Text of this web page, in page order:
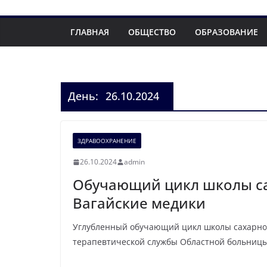
ГЛАВНАЯ ОБЩЕСТВО ОБРАЗОВАНИЕ
День: 26.10.2024
ЗДРАВООХРАНЕНИЕ
26.10.2024 admin
Обучающий цикл школы
Вагайские медики
Углубленный обучающий цикл школы
терапевтической службы Областной